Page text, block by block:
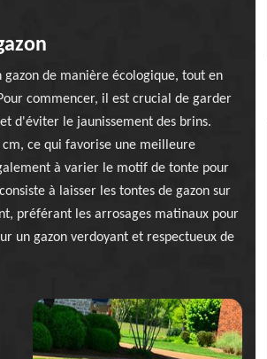
de manière écologique, tout en
commencer, il est crucial de garder
d'éviter le jaunissement des brins.
ce qui favorise une meilleure
à varier le motif de tonte pour
à laisser les tontes de gazon sur
préférant les arrosages matinaux pour
un gazon verdoyant et respectueux de